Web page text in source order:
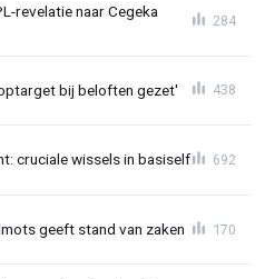
revelatie naar Cegeka
284
bij beloften gezet' 438
cruciale wissels in basiself 692
geeft stand van zaken 170